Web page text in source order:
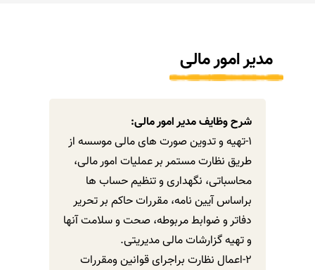
مدیر امور مالی
شرح وظایف مدیر امور مالی:
1-تهیه و تدوین صورت های مالی موسسه از
طریق نظارت مستمر بر عملیات امور مالی،
محاسباتی، نگهداری و تنظیم حساب ها
براساس آیین نامه، مقررات حاکم بر تحریر
دفاتر و ضوابط مربوطه، صحت و سلامت آنها
و تهیه گزارشات مالی مدیریتی.
2-اعمال نظارت براجرای قوانین ومقررات